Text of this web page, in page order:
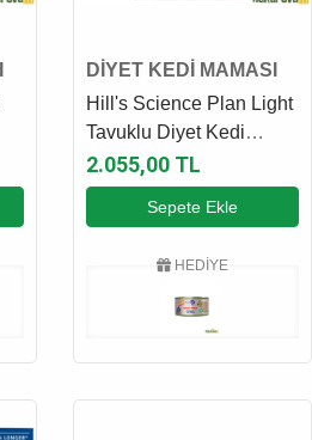
DİYET KEDİ MAMASI
Hill's Science Plan Light
Tavuklu Diyet Kedi
Maması 3 Kg
2.055,00 TL
Sepete Ekle
HEDİYE